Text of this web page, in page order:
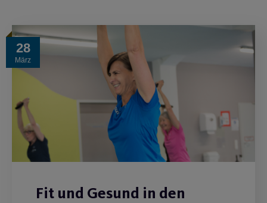
28
März
Fit und Gesund in den